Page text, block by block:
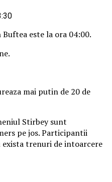
este la ora 04:00.
mai putin de 20 de
Stirbey sunt
pe jos. Participantii
trenuri de intoarcere